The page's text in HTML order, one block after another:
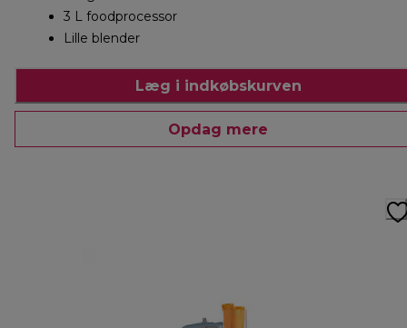
3 L foodprocessor
Lille blender
Læg i indkøbskurven
Opdag mere